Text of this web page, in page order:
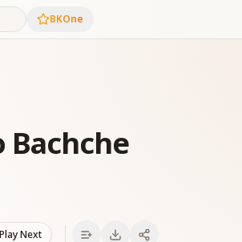
BKOne
Bachche
Play Next